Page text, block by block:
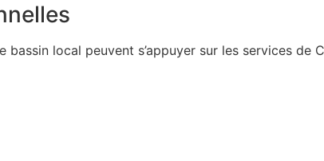
local peuvent s’appuyer sur les services de